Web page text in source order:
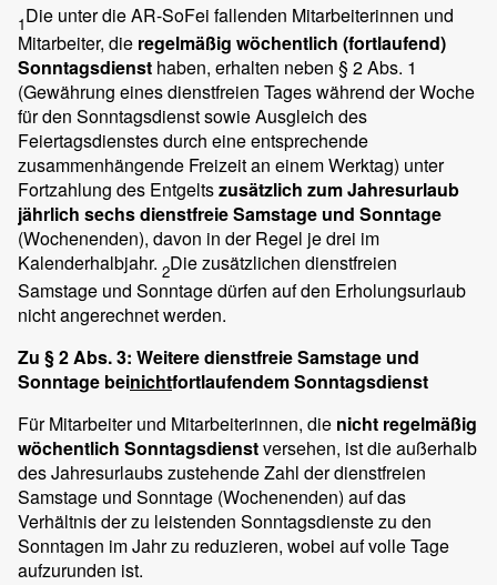
1Die unter die AR-SoFei fallenden Mitarbeiterinnen und
Mitarbeiter, die regelmäßig wöchentlich (fortlaufend)
Sonntagsdienst haben, erhalten neben § 2 Abs. 1
(Gewährung eines dienstfreien Tages während der Woche
für den Sonntagsdienst sowie Ausgleich des
Feiertagsdienstes durch eine entsprechende
zusammenhängende Freizeit an einem Werktag) unter
Fortzahlung des Entgeltszusätzlich zum Jahresurlaub
jährlich sechs dienstfreie Samstage und Sonntage
(Wochenenden), davon in der Regel je drei im
Kalenderhalbjahr. 2Die zusätzlichen dienstfreien
Samstage und Sonntage dürfen auf den Erholungsurlaub
nicht angerechnet werden.
Zu § 2 Abs. 3: Weitere dienstfreie Samstage und
Sonntage beinichtfortlaufendem Sonntagsdienst
Für Mitarbeiter und Mitarbeiterinnen, die nicht regelmäßig
wöchentlich Sonntagsdienstversehen, ist die außerhalb
des Jahresurlaubs zustehende Zahl der dienstfreien
Samstage und Sonntage (Wochenenden) auf das
Verhältnis der zu leistenden Sonntagsdienste zu den
Sonntagen im Jahr zu reduzieren, wobei auf volle Tage
aufzurunden ist.